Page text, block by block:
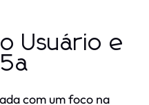
Usuário e
com um foco na